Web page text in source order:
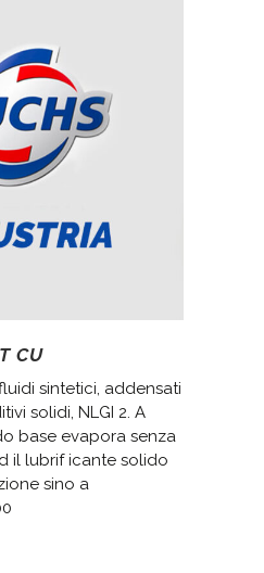
CU
sintetici, addensati
solidi, NLGI 2. A
base evapora senza
il lubrif icante solido
sino a